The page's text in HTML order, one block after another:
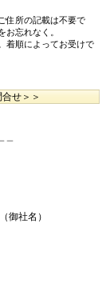
住所の記載は不要で
お忘れなく。
着順によってお受けで
せ＞＞
御社名）